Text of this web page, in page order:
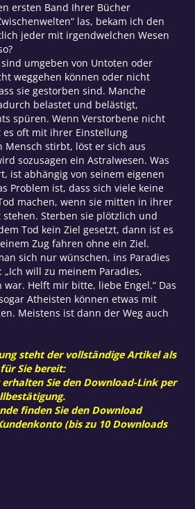
ersten Band Ihrer Bücher
las, bekam ich den
jeder mit irgendwelchen Wesen
sind umgeben von Untoten oder
weggehen können oder nicht
sie gestorben sind. Manche
belastet und belästigt,
spüren. Wenn Verstorbene nicht
es oft mit ihrer Einstellung
Mensch stirbt, löst er sich aus
sozusagen ein Astralwesen. Was
ist abhängig von seinem eigenen
Problem ist, dass sich viele keine
machen, wenn sie mitten in ihrer
stehen. Sterben sie plötzlich und
Tod kein Ziel gesetzt, dann ist es
Zug fahren ohne ein Ziel.
sich nur wünschen, ins Paradies
will zu meinem Paradies,
Helft mir bitte, liebe Engel.“ Das
Atheisten können etwas mit
Meistens ist dann der Weg auch
steht der vollständige Artikel als
Sie bereit:
erhalten Sie den Download-Link per
finden Sie den Download
(bis zu 10 Downloads